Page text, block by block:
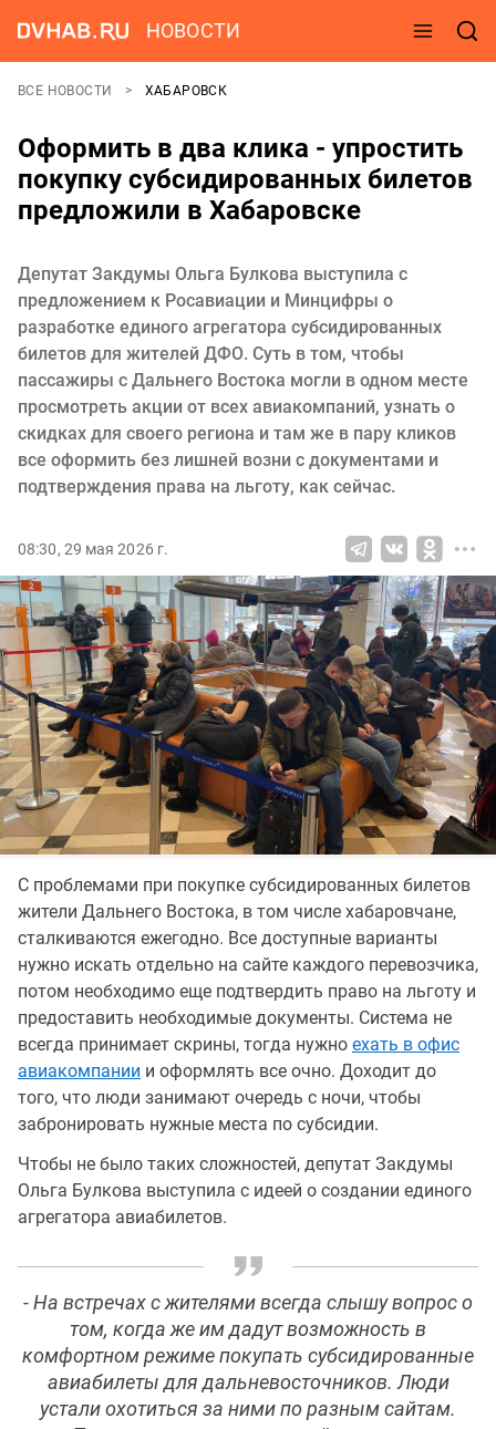
НОВОСТИ
ВСЕ НОВОСТИ ХАБАРОВСК
Оформить в два клика - упростить
покупку субсидированных билетов
предложили в Хабаровске
Депутат Закдумы Ольга Булкова выступила с
предложением к Росавиации и Минцифры о
разработке единого агрегатора субсидированных
билетов для жителей ДФО. Суть в том, чтобы
пассажиры с Дальнего Востока могли в одном месте
просмотреть акции от всех авиакомпаний, узнать о
скидках для своего региона и там же в пару кликов
все оформить без лишней возни с документами и
подтверждения права на льготу, как сейчас.
08:30, 29 мая 2026 г.
С проблемами при покупке субсидированных билетов
жители Дальнего Востока, в том числе хабаровчане,
сталкиваются ежегодно. Все доступные варианты
нужно искать отдельно на сайте каждого перевозчика,
потом необходимо еще подтвердить право на льготу и
предоставить необходимые документы. Система не
всегда принимает скрины, тогда нужно ехать в офис
авиакомпании и оформлять все очно. Доходит до
того, что люди занимают очередь с ночи, чтобы
забронировать нужные места по субсидии.
Чтобы не было таких сложностей, депутат Закдумы
Ольга Булкова выступила с идеей о создании единого
агрегатора авиабилетов.
- На встречах с жителями всегда слышу вопрос о
том, когда же им дадут возможность в
комфортном режиме покупать субсидированные
авиабилеты для дальневосточников. Люди
устали охотиться за ними по разным сайтам.